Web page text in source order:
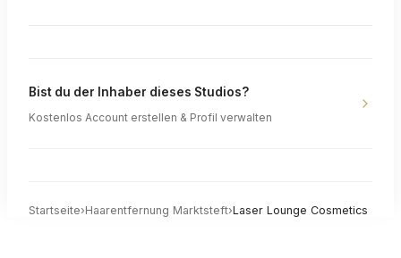
Bist du der Inhaber dieses Studios?
Kostenlos Account erstellen & Profil verwalten
Startseite›Haarentfernung Marktsteft›Laser Lounge Cosmetics